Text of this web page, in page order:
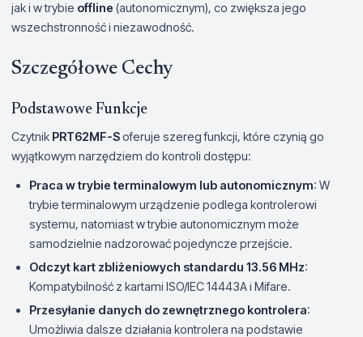
jak i w trybie offline (autonomicznym), co zwiększa jego
wszechstronność i niezawodność.
Szczegółowe Cechy
Podstawowe Funkcje
Czytnik PRT62MF-Soferuje szereg funkcji, które czynią go
wyjątkowym narzędziem do kontroli dostępu:
Praca w trybie terminalowym lub autonomicznym: W
trybie terminalowym urządzenie podlega kontrolerowi
systemu, natomiast w trybie autonomicznym może
samodzielnie nadzorować pojedyncze przejście.
Odczyt kart zbliżeniowych standardu 13.56 MHz:
Kompatybilność z kartami ISO/IEC 14443A i Mifare.
Przesyłanie danych do zewnętrznego kontrolera:
Umożliwia dalsze działania kontrolera na podstawie